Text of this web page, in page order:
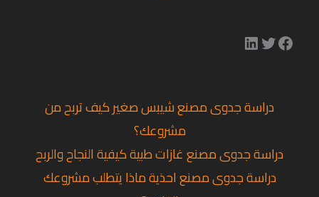
دراسة جدوى مصنع شيبس صغير كيف تربح من
مشروعك؟
دراسة جدوى مصنع غازات طبية كيفية النجاح والربح
دراسة جدوى مصنع احذية ماذا يتطلب مشروعك